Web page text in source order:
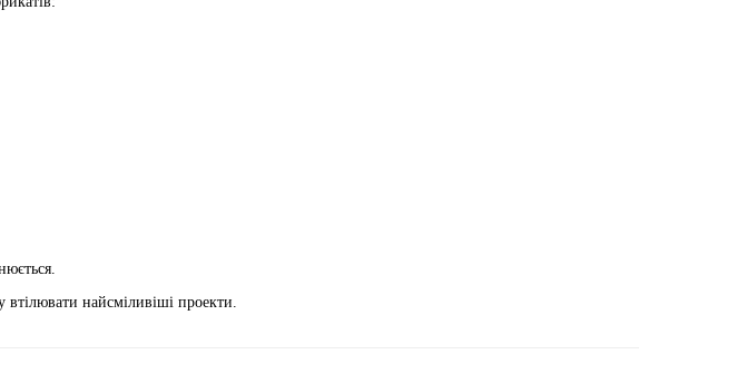
найсміливіші проекти.